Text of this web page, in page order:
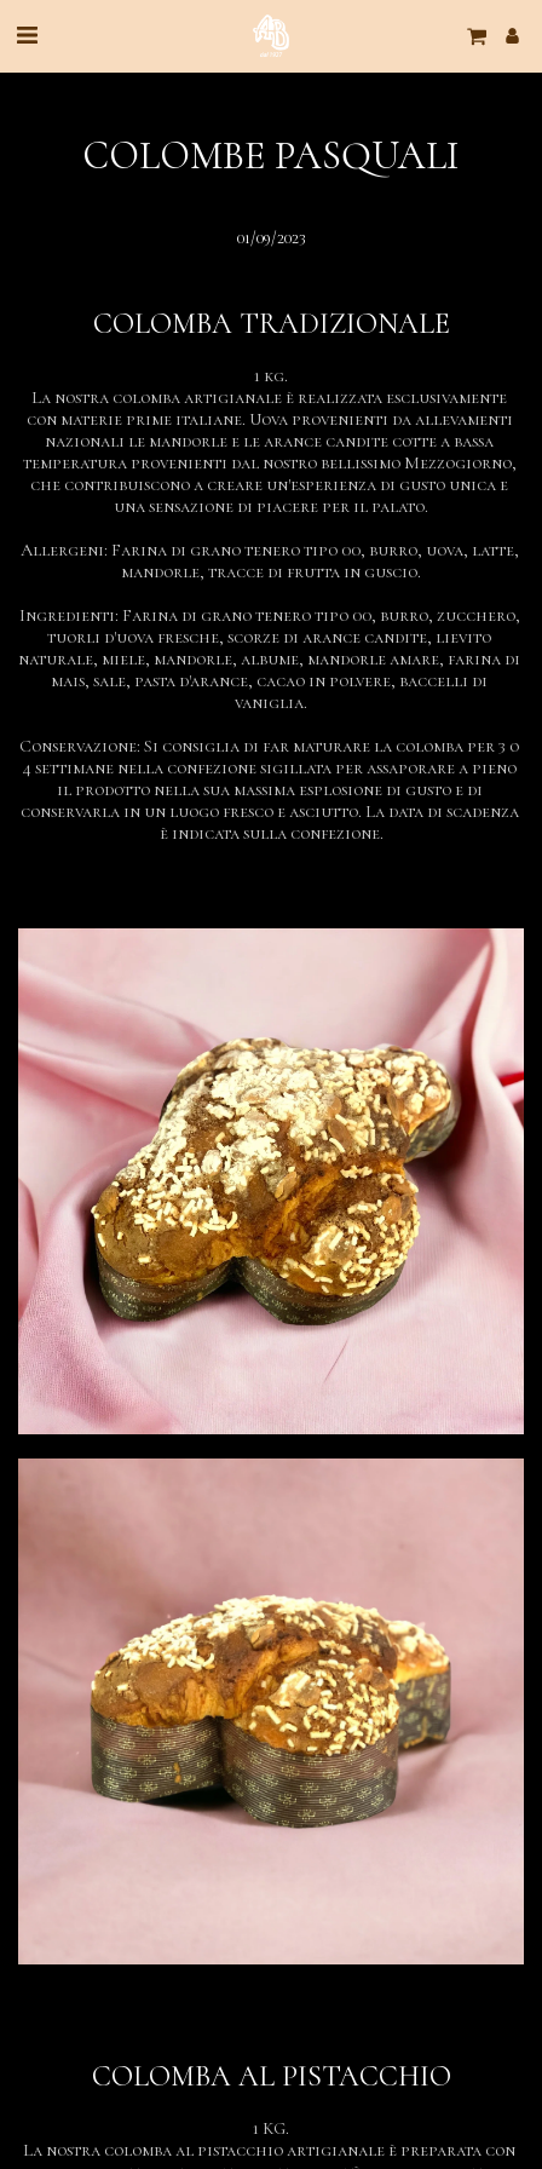
COLOMBE PASQUALI
01/09/2023
COLOMBA TRADIZIONALE
1 kg.
La nostra colomba artigianale è realizzata esclusivamente
con materie prime italiane. Uova provenienti da allevamenti
nazionali le mandorle e le arance candite cotte a bassa
temperatura provenienti dal nostro bellissimo Mezzogiorno,
che contribuiscono a creare un'esperienza di gusto unica e
una sensazione di piacere per il palato.
Allergeni: Farina di grano tenero tipo 00, burro, uova, latte,
mandorle, tracce di frutta in guscio.
Ingredienti: Farina di grano tenero tipo 00, burro, zucchero,
tuorli d'uova fresche, scorze di arance candite, lievito
naturale, miele, mandorle, albume, mandorle amare, farina di
mais, sale, pasta d'arance, cacao in polvere, baccelli di
vaniglia.
Conservazione: Si consiglia di far maturare la colomba per 3 o
4 settimane nella confezione sigillata per assaporare a pieno
il prodotto nella sua massima esplosione di gusto e di
conservarla in un luogo fresco e asciutto. La data di scadenza
è indicata sulla confezione.
COLOMBA AL PISTACCHIO
1 KG.
La nostra colomba al pistacchio artigianale è preparata con